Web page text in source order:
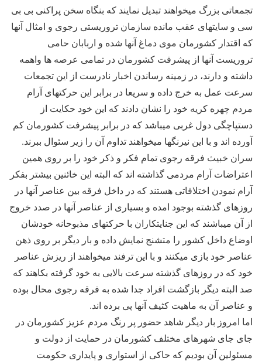
تجمعاتی بزرگ میخواهند تبدیل نمایند که بنگاه سخن پراکنی بی بی
سی و سایتهای عقب مانده سازمان تروریستی رجوی و امثال آنها
که اقتدار کشورمان موی دماغ آنها شده و اربابان حامی
تروریست آنها از پیشرفت کشورمان در تمامی عرصه ها واهمه
داشته و دارند، در زمینه رساندن اخبار نادرست از این تجمعات
سرعت عمل به خرج داده و سریعا در برابر این حرکتهای آرام
مردم چهره کریه خود را نشان دادند که این خود حکایت از
دستپاچگی دول غربی میباشد که در برابر پیشرفت کشورمان کم
آورده اند و با این نیرنگها میخواهند تداوم آن را زیر سئوال ببرند.
سران خبیث فرقه رجوی تمام فکر و ذکر خود را بر روی همین
اعتراضات آرام مردمی گذاشته اند که البته این خائنین بیشتر بفکر
آرام نمودن اختلافاتی هستند که در داخل فرقه بین عناصر آنها در
روزهای گذشته بوجود امده و بسیاری از عناصر آنها در صدد خروج
از آن میباشند که این جنایتکاران با حرکتهای مذبوحانه خودشان
اوضاع داخل کشور را متشنج نمایش داده و بار دیگر بر روی ذهن
عناصر خود بازی میکنند و با این ترفند میخواهند از ریزش عناصر
خود که در روزهای گذشته سرعت بالایی به خود گرفته بکاهند که
صد البته دیگر بازگشت افراد جدا شده به فرقه رجوی محال بوده
و عناصر آن به ماهیت کثیف آنها پی برده اند.
اما امروز بار دیگر شاهد حضور پر رنگ مردم عزیز کشورمان در
جای جای شهرهای مختلف کشورمان در حمایت از دولت و
مسئولین آن بودیم که حاکی از استواری و پایداری حکومت